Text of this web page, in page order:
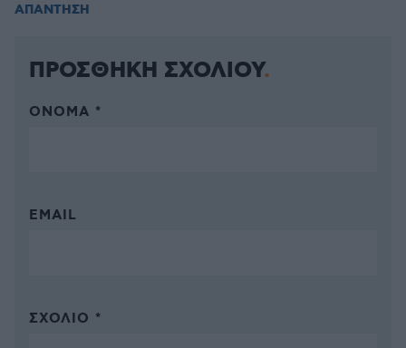
ΑΠΑΝΤΗΣΗ
ΠΡΟΣΘΗΚΗ ΣΧΟΛΙΟΥ
ΌΝΟΜΑ *
EMAIL
ΣΧΌΛΙΟ *